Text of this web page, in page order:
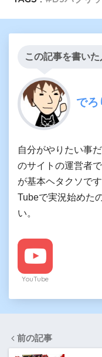
この記事を書いた
でろ
自分がやりたい事
のサイトの運営者
が基本ヘタクソで
Tubeで実況始めた
い。
YouTube
前の記事